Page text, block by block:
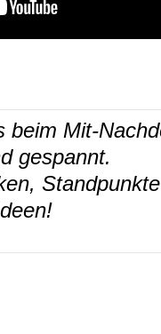
beim Mit-
gespannt.